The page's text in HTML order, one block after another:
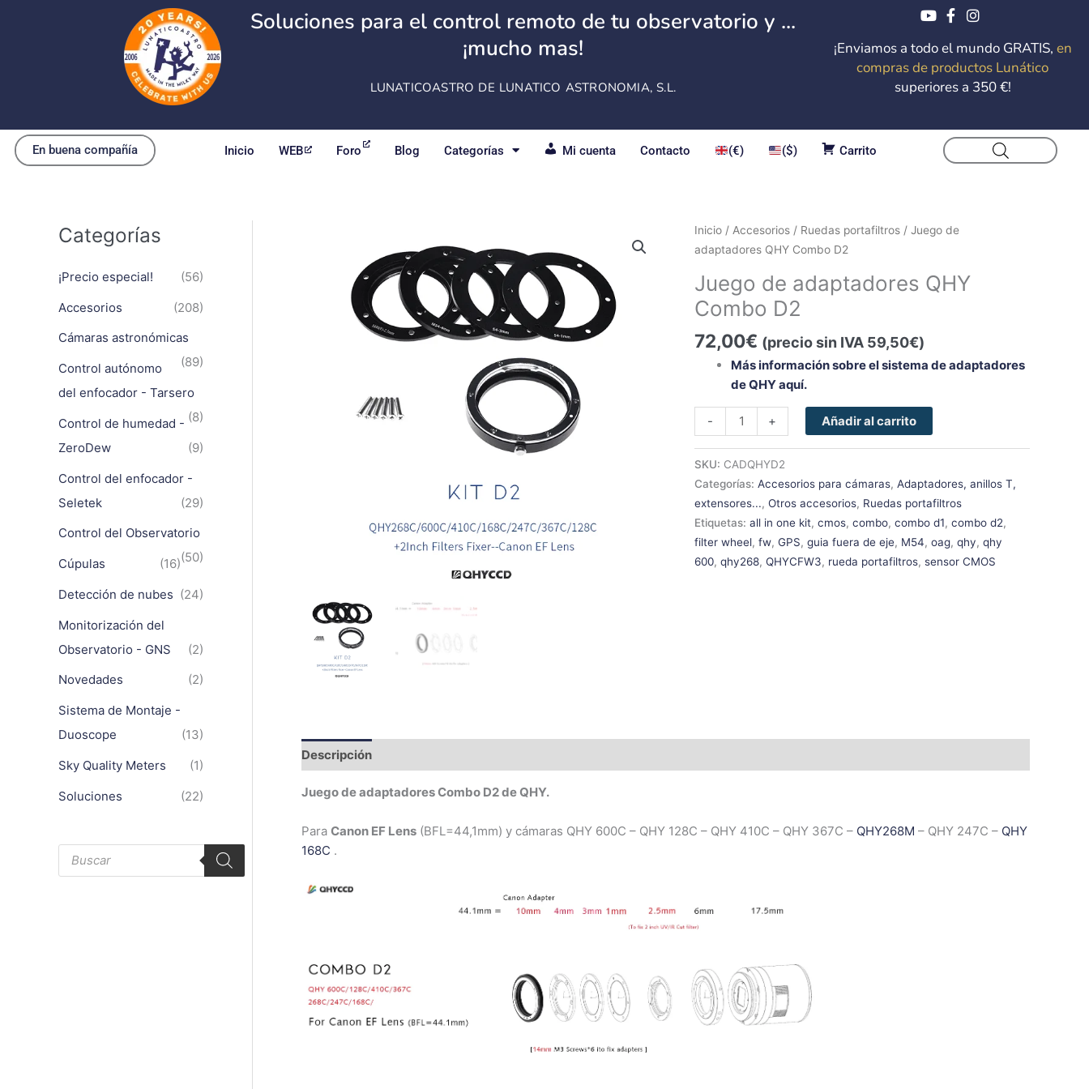
Soluciones para el control remoto de tu observatorio y ...
¡mucho mas!
LUNATICOASTRO DE LUNATICO ASTRONOMIA, S.L.
¡Enviamos a todo el mundo GRATIS, en
compras de productos Lunático
superiores a 350 €!
En buena compañía Inicio WEB Foro Blog Categorías Mi cuenta Contacto (€) ($) Carrito
Categorías
¡Precio especial!
(56)
Accesorios
(208)
Cámaras astronómicas
(89)
Control autónomo
del enfocador - Tarsero
(8)
Control de humedad -
ZeroDew
(9)
Control del enfocador -
Seletek
(29)
Control del Observatorio
(50)
Cúpulas
(16)
Detección de nubes (24)
Monitorización del
Observatorio - GNS
(2)
Novedades
(2)
Sistema de Montaje -
Duoscope
(13)
Sky Quality Meters
(1)
Soluciones
(22)
B
s
Inicio / Accesorios / Ruedas portafiltros / Juego de
adaptadores QHY Combo D2
Juego de adaptadores QHY
Combo D2
72,00€ (precio sin IVA 59,50€)
Más información sobre el sistema de adaptadores
de QHY aquí.
-
Juego
de
QHY
Combo
cantidad
+ Añadir al carrito
SKU: CADQHYD2
Categorías:Accesorios para cámaras,Adaptadores, anillos T,
extensores...,Otros accesorios, Ruedas portafiltros
Etiquetas:all in one kit,cmos,combo,combo d1,combo d2,
filter wheel,fw,GPS,guia fuera de eje, M54,oag,qhy,qhy
600,qhy268,QHYCFW3, rueda portafiltros,sensor CMOS
Descripción
Juego de adaptadores Combo D2 de QHY.
Para Canon EF Lens (BFL=44,1mm) y cámaras QHY 600C – QHY 128C – QHY 410C – QHY 367C – QHY268M – QHY 247C – QHY
168C .